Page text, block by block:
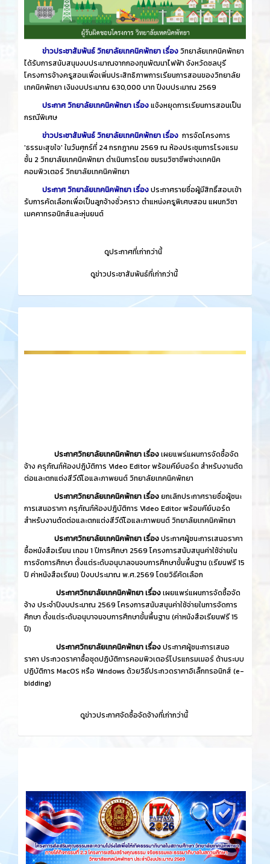
ข่าวประชาสัมพันธ์ วิทยาลัยเทคนิคพัทยา เรื่องวิทยาลัยเทคนิคพัทยา
ได้รับการสนับสนุนงบประมาณจากกองทุนพัฒนาไฟฟ้า จังหวัดชลบุรี
โครงการจ้างครูสอนเพื่อเพิ่มประสิทธิภาพการเรียนการสอนของวิทยาลัย
เทคนิคพัทยา เงินงบประมาณ 630,000 บาท ปีงบประมาณ 2569
ประกาศ วิทยาลัยเทคนิคพัทยา เรื่องแจ้งหยุดการเรียนการสอนเป็น
กรณีพิเศษ
ข่าวประชาสัมพันธ์ วิทยาลัยเทคนิคพัทยา เรื่อง การจัดโครงการ
'ธรรมะสุขใจ' ในวันศุกร์ที่ 24 กรกฎาคม 2569 ณ ห้องประชุมการโรงแรม
ชั้น 2 วิทยาลัยเทคนิคพัทยา ดำเนินการโดย ชมรมวิชาชีพช่างเทคนิค
คอมพิวเตอร์ วิทยาลัยเทคนิคพัทยา
ประกาศ วิทยาลัยเทคนิคพัทยา เรื่องประกาศรายชื่อผู้มีสิทธิ์สอบเข้า
รับการคัดเลือกเพื่อเป็นลูกจ้างชั่วคราว ตำแหน่งครูพิเศษสอน แผนกวิชา
เมคคาทรอนิกส์และหุ่นยนต์
ดูประกาศที่เก่ากว่านี้
ดูข่าวประชาสัมพันธ์ที่เก่ากว่านี้
ประกาศวิทยาลัยเทคนิคพัทยา เรื่องเผยแพร่แผนการจัดซื้อจัด
จ้าง ครุภัณฑ์ห้องปฎิบัติการ Video Editor พร้อมคีย์บอร์ด สำหรับงานตัด
ต่อและตกแต่งสีวีดีโอและภาพยนต์ วิทยาลัยเทคนิคพัทยา
ประกาศวิทยาลัยเทคนิคพัทยา เรื่องยกเลิกประกาศรายชื่อผู้ชนะ
การเสนอราคา ครุภัณฑ์ห้องปฎิบัติการ Video Editor พร้อมคีย์บอร์ด
สำหรับงานตัดต่อและตกแต่งสีวีดีโอและภาพยนต์ วิทยาลัยเทคนิคพัทยา
ประกาศวิทยาลัยเทคนิคพัทยา เรื่องประกาศผู้ชนะการเสนอราคา
ซื้อหนังสือเรียน เทอม 1 ปีการศึกษา 2569 โครงการสนับสนุนค่าใช้จ่ายใน
การจัดการศึกษา ตั้งแต่ระดับอนุบาลจนจบการศึกษาขั้นพื้นฐาน (เรียนฟรี 15
ปี ค่าหนังสือเรียน) ปีงบประมาณ พ.ศ.2569 โดยวิธีคัดเลือก
ประกาศวิทยาลัยเทคนิคพัทยา เรื่องเผยแพร่แผนการจัดซื้อจัด
จ้าง ประจำปีงบประมาณ 2569 โครงการสนับสนุนค่าใช้จ่ายในการจัดการ
ศึกษา ตั้งแต่ระดับอนุบาจนจบการศึกษาขั้นพื้นฐาน (ค่าหนังสือเรียนฟรี 15
ปี)
ประกาศวิทยาลัยเทคนิคพัทยา เรื่องประกาศผู้ชนะการเสนอ
ราคา ประกวดราคาซื้อชุดปฏิบัติการคอมพิวเตอร์โปรแกรมเมอร์ ด้านระบบ
ปฏิบัติการ MacOS หรือ Windows ด้วยวิธีประกวดราคาอิเล็กทรอนิกส์ (e-
bidding)
ดูข่าวประกาศจัดซื้อจัดจ้างที่เก่ากว่านี้